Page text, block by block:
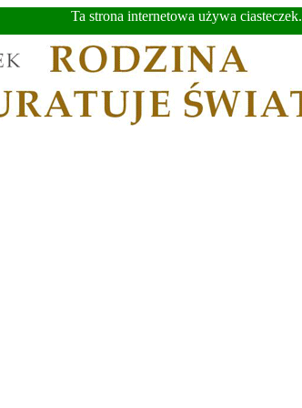
Ta strona internetowa używa ciasteczek.